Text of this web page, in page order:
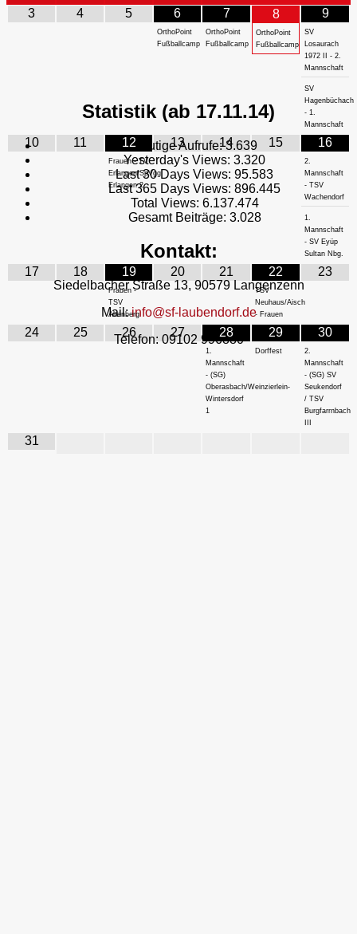
3 4 5 6
OrthoPoint
Fußballcamp
7
OrthoPoint
Fußballcamp
8
OrthoPoint
Fußballcamp
9
SV
Losaurach
1972 II - 2.
Mannschaft
SV
Hagenbüchach
- 1.
Mannschaft
10 11 12
Frauen - TV
Erlangen/SpVgg
Erlangen 2
13 14 15 16
2.
Mannschaft
- TSV
Wachendorf
1.
Mannschaft
- SV Eyüp
Sultan Nbg.
17 18 19
Frauen -
TSV
Altenberg
20 21 22
TSV
Neuhaus/Aisch
- Frauen
23
24 25 26 27 28
1.
Mannschaft
- (SG)
Oberasbach/Weinzierlein-
Wintersdorf
1
29
Dorffest
30
2.
Mannschaft
- (SG) SV
Seukendorf
/ TSV
Burgfarrnbach
31
Statistik (ab 17.11.14)
Heutige Aufrufe:3.639
Yesterday's Views: 3.320
Last 30 Days Views: 95.583
Last 365 Days Views: 896.445
Total Views: 6.137.474
Gesamt Beiträge: 3.028
Kontakt:
Siedelbacher Straße 13, 90579 Langenzenn
Mail:info@sf-laubendorf.de
Telefon: 09102 996880